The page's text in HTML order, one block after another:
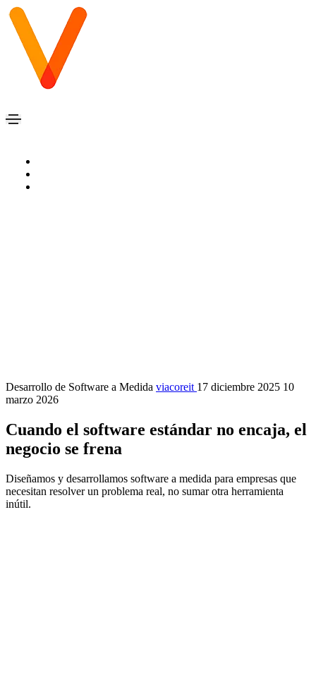
Desarrollo de Software a Medida viacoreit 17 diciembre 2025 10
marzo 2026
Cuando el software estándar no encaja, el
negocio se frena
Diseñamos y desarrollamos software a medida para empresas que
necesitan resolver un problema real, no sumar otra herramienta
inútil.